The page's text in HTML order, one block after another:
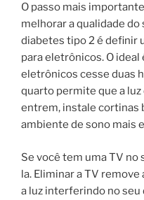
O passo mais
melhorar a qualidade do
diabetes tipo 2 é definir
para eletrônicos. O ideal
eletrônicos cesse duas
quarto permite que a luz
entrem, instale cortinas
ambiente de sono mais
Se você tem uma TV
la. Eliminar a TV
a luz interferindo no